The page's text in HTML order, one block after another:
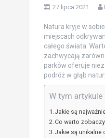
27 lipca 2021
Natura kryje w
miejscach
całego świata.
zachwycają
parków oferuje
podróż w głąb
W tym
Jakie są
Co warto
Jakie są unikalne